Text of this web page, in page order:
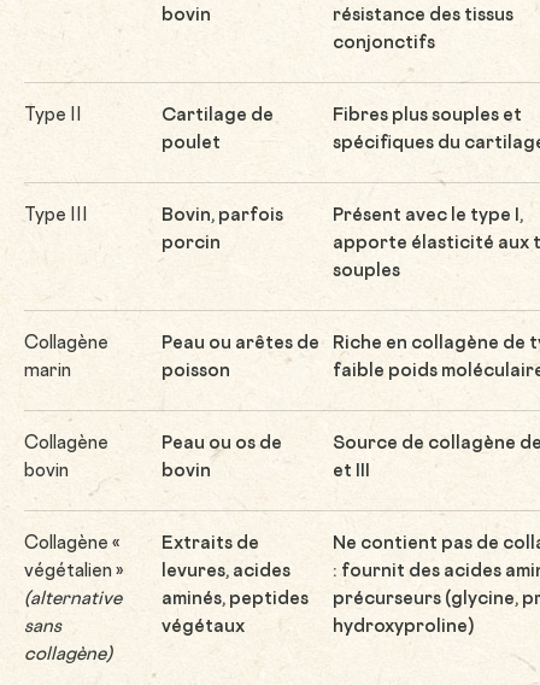
bovin
résistance des tissus
conjonctifs
Type II
Cartilage de
poulet
Fibres plus souples et
spécifiques du
Type III
Bovin, parfois
porcin
Présent avec le type I,
apporte élasticité aux
souples
Collagène
marin
Peau ou arêtes de
poisson
Riche en collagène de
faible poids
Collagène
bovin
Peau ou os de
bovin
Source de collagène
et III
Collagène «
végétalien »
(alternative
sans
collagène)
Extraits de
levures, acides
aminés, peptides
végétaux
Ne contient pas de
: fournit des acides
précurseurs (glycine,
hydroxyproline)